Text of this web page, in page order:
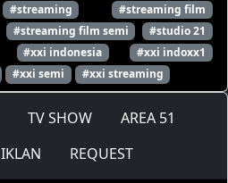
#streaming
#streaming film
#streaming film semi
#studio 21
#xxi indonesia
#xxi indoxx1
#xxi semi #xxi streaming
TV SHOW
AREA 51
IKLAN REQUEST